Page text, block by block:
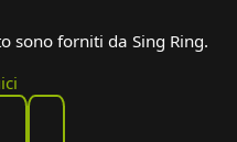
sono forniti da Sing Ring.